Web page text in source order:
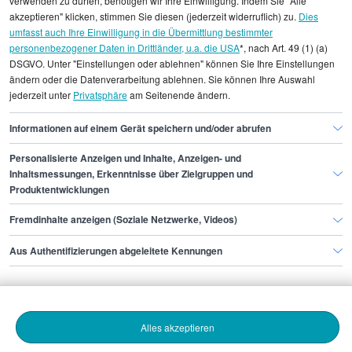
Durchschnittswerte und die Angaben können nicht
einzelnen Stellenangeboten zugeordnet werden.
Gehaltsinformationen
Marketing
Head of Product
Head of Product Bielefeld
Finde den Job,
der zu dir passt.
Bewerbende
akzeptieren" klicken, stimmen Sie diesen (jederzeit widerruflich) zu. Dies
umfasst auch Ihre Einwilligung in die Übermittlung bestimmter
personenbezogener Daten in Drittländer, u.a. die USA*, nach Art. 49 (1) (a)
DSGVO. Unter "Einstellungen oder ablehnen" können Sie Ihre Einstellungen
ändern oder die Datenverarbeitung ablehnen. Sie können Ihre Auswahl
jederzeit unter Privatsphäream Seitenende ändern.
Informationen auf einem Gerät speichern und/oder abrufen
Personalisierte Anzeigen und Inhalte, Anzeigen- und
Inhaltsmessungen, Erkenntnisse über Zielgruppen und
Produktentwicklungen
Fremdinhalte anzeigen (Soziale Netzwerke, Videos)
Aus Authentifizierungen abgeleitete Kennungen
Alles akzeptieren